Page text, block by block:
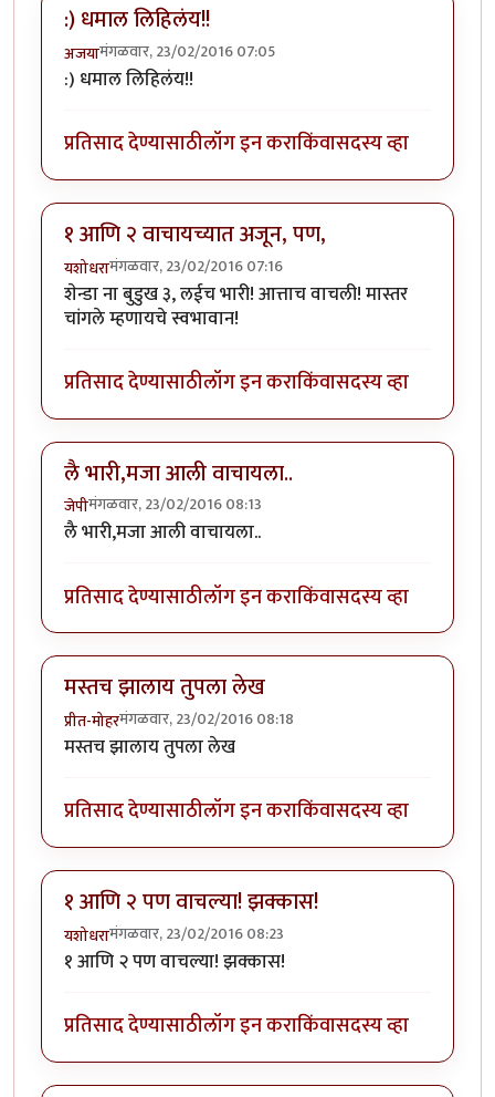
:) धमाल लिहिलंय!!
अजयामंगळवार, 23/02/2016 07:05
:) धमाल लिहिलंय!!
प्रतिसाद देण्यासाठीलॉग इन कराकिंवासदस्य व्हा
१ आणि २ वाचायच्यात अजून, पण,
यशोधरामंगळवार, 23/02/2016 07:16
शेन्डा ना बुडुख ३, लईच भारी! आत्ताच वाचली! मास्तर
चांगले म्हणायचे स्वभावान!
प्रतिसाद देण्यासाठीलॉग इन कराकिंवासदस्य व्हा
लै भारी,मजा आली वाचायला..
जेपीमंगळवार, 23/02/2016 08:13
लै भारी,मजा आली वाचायला..
प्रतिसाद देण्यासाठीलॉग इन कराकिंवासदस्य व्हा
मस्तच झालाय तुपला लेख
प्रीत-मोहरमंगळवार, 23/02/2016 08:18
मस्तच झालाय तुपला लेख
प्रतिसाद देण्यासाठीलॉग इन कराकिंवासदस्य व्हा
१ आणि २ पण वाचल्या! झक्कास!
यशोधरामंगळवार, 23/02/2016 08:23
१ आणि २ पण वाचल्या! झक्कास!
प्रतिसाद देण्यासाठीलॉग इन कराकिंवासदस्य व्हा